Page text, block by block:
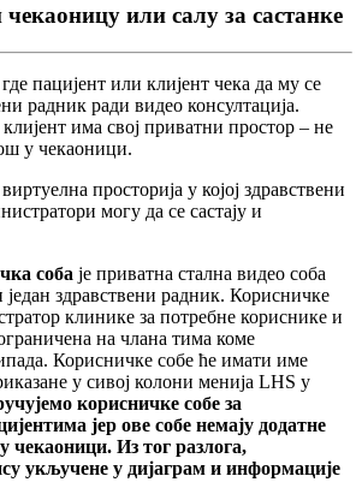
или салу за састанке
где пацијент или клијент чека да му се
ни радник ради видео консултација.
клијент има свој приватни простор – не
ш у чекаоници.
виртуелна просторија у којој здравствени
нистратори могу да се састају и
чка соба је приватна стална видео соба
један здравствени радник. Корисничке
тратор клинике за потребне кориснике и
граничена на члана тима коме
пада. Корисничке собе ће имати име
иказане у сивој колони менија LHS у
учујемо корисничке собе за
ијентима јер ове собе немају додатне
у чекаоници. Из тог разлога,
су укључене у дијаграм и информације